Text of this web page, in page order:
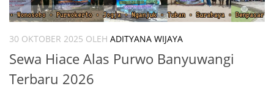
30 OKTOBER 2025 OLEH ADITYANA WIJAYA
Sewa Hiace Alas Purwo Banyuwangi
Terbaru 2026